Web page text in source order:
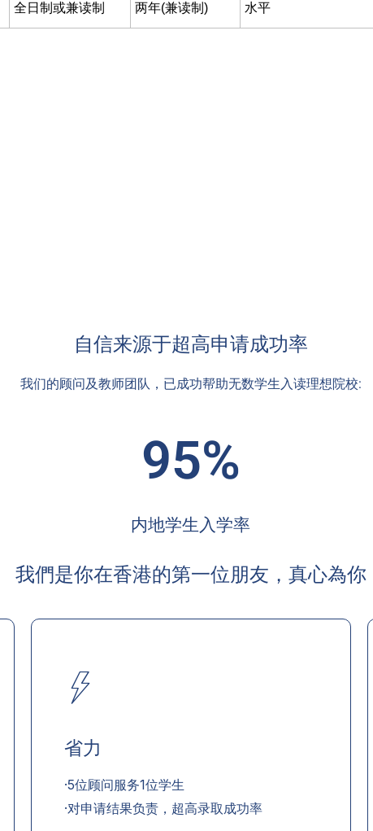
全日制或兼读制
两年(兼读制)
水平
自信来源于超高申请成功率
我们的顾问及教师团队，已成功帮助无数学生入读理想院校:
95%
内地学生入学率
我們是你在香港的第一位朋友，真心為你
省力
·5位顾问服务1位学生
·对申请结果负责，超高录取成功率